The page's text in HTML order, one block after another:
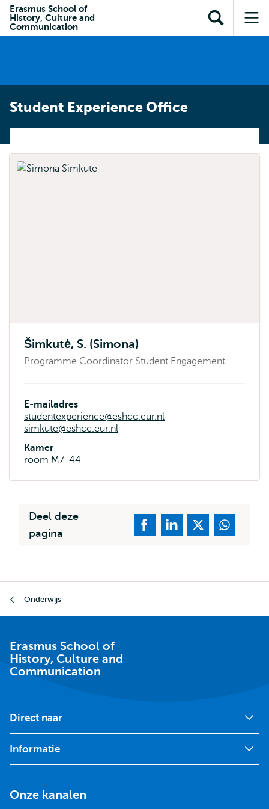
inhoud
Direct naar
subnavigatie
Erasmus School of
History, Culture and
Communication
Toon
zoekveld
Student Experience Office
Šimkutė, S. (Simona)
Programme Coordinator Student Engagement
E-mailadres
studentexperience@eshcc.eur.nl
simkute@eshcc.eur.nl
Kamer
room M7-44
Deel deze
pagina
Onderwijs
Erasmus School of
History, Culture and
Communication
Direct naar
Informatie
Onze kanalen